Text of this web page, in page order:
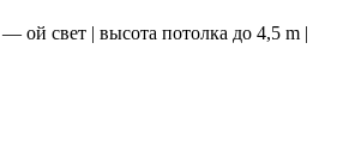
ой свет | высота потолка до 4,5 m |